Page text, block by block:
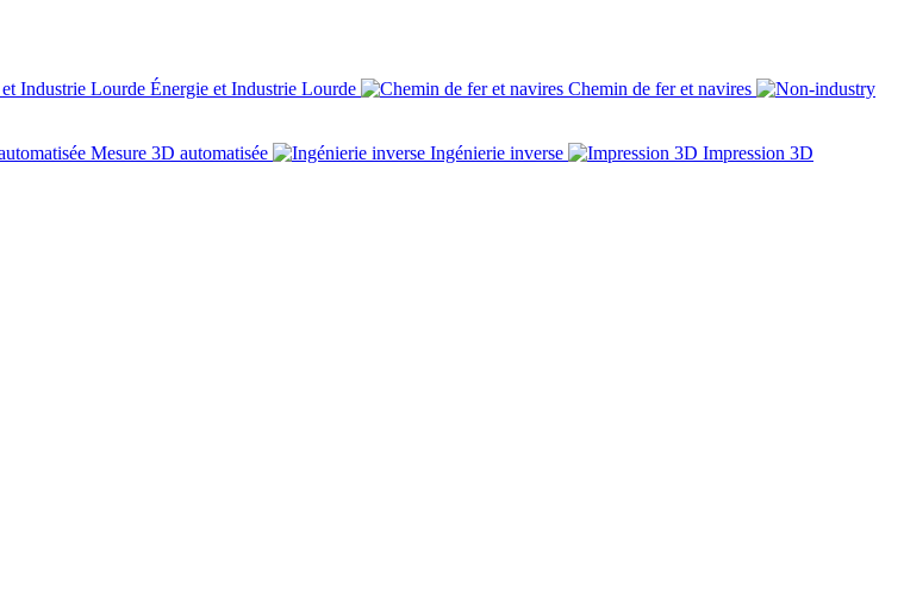
Énergie et Industrie Lourde
Chemin de fer et navires
Mesure 3D automatisée Ingénierie inverse
Impression 3D